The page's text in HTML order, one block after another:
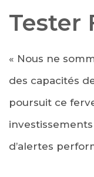
Tester
« Nous ne
des capacités
poursuit ce
d’alertes